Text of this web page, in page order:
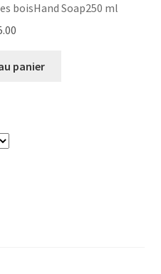
boisHand Soap250 ml
panier